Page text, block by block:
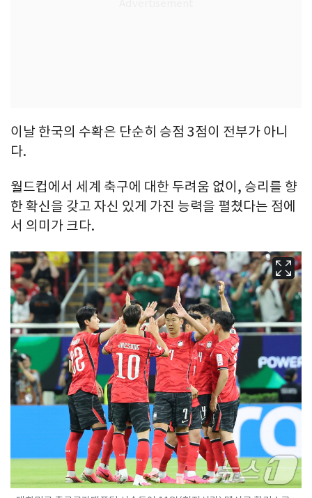
이날 한국의 수확은 단순히 승점 3점이 전부가 아니
다.
월드컵에서 세계 축구에 대한 두려움 없이, 승리를 향
한 확신을 갖고 자신 있게 가진 능력을 펼쳤다는 점에
서 의미가 크다.